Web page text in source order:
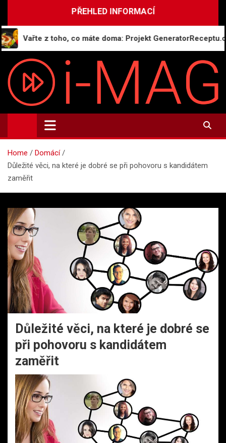
content
PŘEHLED INFORMACÍ
Vařte z toho, co máte doma: Projekt GeneratorReceptu.cz
i-MAG.CZ
Informační magazín | Public Relations
Home
Domácí
Důležité věci, na které je dobré se při pohovoru s kandidátem
zaměřit
Důležité věci, na které je dobré se
při pohovoru s kandidátem
zaměřit